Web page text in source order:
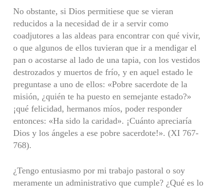
No obstante, si Dios permitiese que se vieran
reducidos a la necesidad de ir a servir como
coadjutores a las aldeas para encontrar con qué vivir,
o que algunos de ellos tuvieran que ir a mendigar el
pan o acostarse al lado de una tapia, con los vestidos
destrozados y muertos de frío, y en aquel estado le
preguntase a uno de ellos: «Pobre sacerdote de la
misión, ¿quién te ha puesto en semejante estado?»
¡qué felicidad, hermanos míos, poder responder
entonces: «Ha sido la caridad». ¡Cuánto apreciaría
Dios y los ángeles a ese pobre sacerdote!». (XI 767-
768).
¿Tengo entusiasmo por mi trabajo pastoral o soy
meramente un administrativo que cumple? ¿Qué es lo